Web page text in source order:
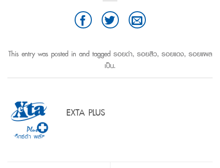
This entry was posted in and tagged รอยดำ, รอยสิว, รอยแดง, รอยแผล
เป็น.
EXTA PLUS